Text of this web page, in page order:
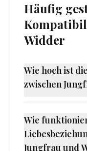
Häufig
Widder
Wie hoch ist
zwischen
Die
Widder beträgt
und Widder
Wie
Jungfrau und